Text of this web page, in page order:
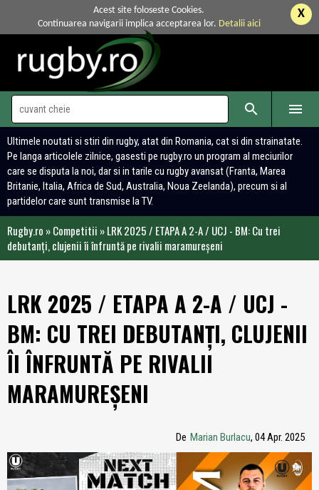
X
Acest site foloseste Cookies.
Continuarea navigarii implica acceptarea lor. Detalii aici
 
Ultimele noutati si stiri din rugby, atat din Romania, cat si din strainatate.
Pe langa articolele zilnice, gasesti pe rugby.ro un program al meciurilor
care se disputa la noi, dar si in tarile cu rugby avansat (Franta, Marea
Britanie, Italia, Africa de Sud, Australia, Noua Zeelanda), precum si al
partidelor care sunt transmise la TV.
Rugby.ro »Competitii »LRK 2025 / ETAPA A 2-A / UCJ - BM: Cu trei
debutanți, clujenii îi înfruntă pe rivalii maramureșeni
LRK 2025 / ETAPA A 2-A / UCJ -
BM: CU TREI DEBUTANȚI, CLUJENII
ÎI ÎNFRUNTĂ PE RIVALII
MARAMUREȘENI
De Marian Burlacu, 04 Apr. 2025